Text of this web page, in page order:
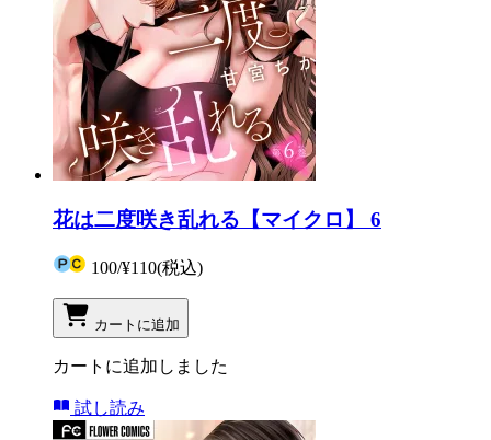
花は二度咲き乱れる【マイクロ】 6
100/¥110(税込)
カートに追加
カートに追加しました
試し読み